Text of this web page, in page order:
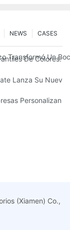
CASES
NEWS
Transformó Un
De Colores:
Últimas
Lanza Su Nueva
Del Año
Personalizan
(Xiamen) Co.,